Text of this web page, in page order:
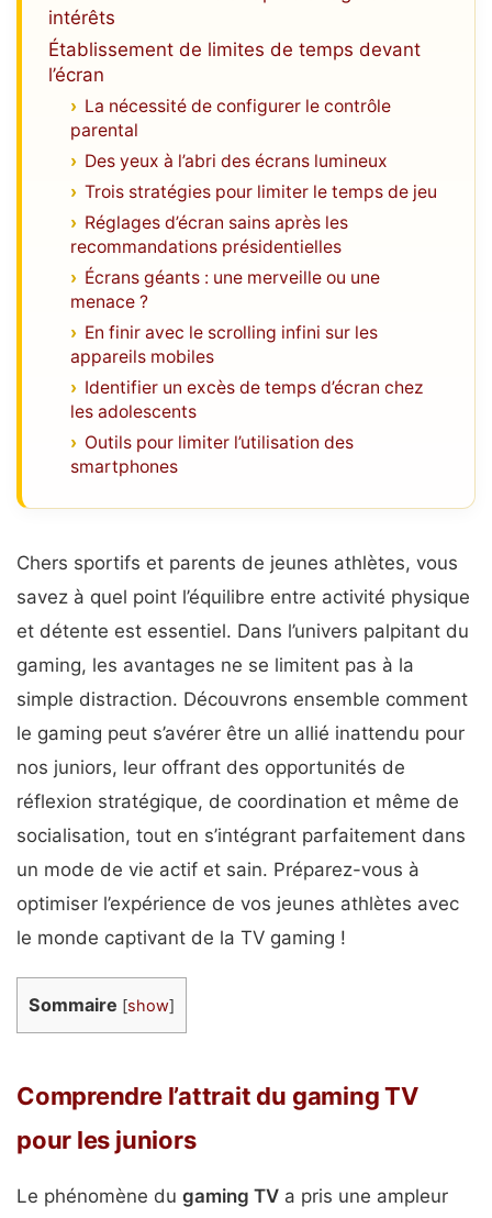
intérêts
Établissement de limites de temps devant
l’écran
La nécessité de configurer le contrôle
parental
Des yeux à l’abri des écrans lumineux
Trois stratégies pour limiter le temps de jeu
Réglages d’écran sains après les
recommandations présidentielles
Écrans géants : une merveille ou une
menace ?
En finir avec le scrolling infini sur les
appareils mobiles
Identifier un excès de temps d’écran chez
les adolescents
Outils pour limiter l’utilisation des
smartphones
Chers sportifs et parents de jeunes athlètes, vous
savez à quel point l’équilibre entre activité physique
et détente est essentiel. Dans l’univers palpitant du
gaming, les avantages ne se limitent pas à la
simple distraction. Découvrons ensemble comment
le gaming peut s’avérer être un allié inattendu pour
nos juniors, leur offrant des opportunités de
réflexion stratégique, de coordination et même de
socialisation, tout en s’intégrant parfaitement dans
un mode de vie actif et sain. Préparez-vous à
optimiser l’expérience de vos jeunes athlètes avec
le monde captivant de la TV gaming !
Sommaire [show]
Comprendre l’attrait du gaming TV
pour les juniors
Le phénomène du gaming TV a pris une ampleur